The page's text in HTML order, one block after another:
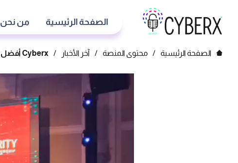
الصفحة الرئيسية من نحن
الصفحة الرئيسية / محتوى المنصة / آخر الأخبار / Cyberx أفضل مورّد للأمن السيبراني